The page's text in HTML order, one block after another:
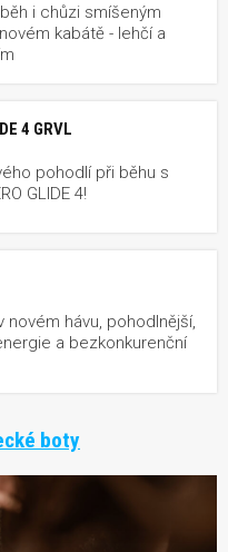
i chůzi smíšeným
kabátě - lehčí a
4 GRVL
pohodlí při běhu s
GLIDE 4!
novém hávu, pohodlnější,
a bezkonkurenční
boty